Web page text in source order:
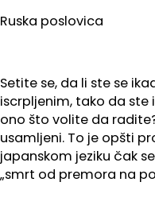
Ruska poslovica
Setite se, da li ste se
iscrpljenim, tako da ste
ono što volite da
usamljeni. To je opšti
japanskom jeziku čak
„smrt od premora na